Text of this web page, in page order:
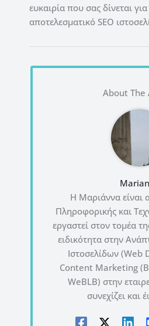
ευκαιρία που σας δίνεται
αποτελεσματικό SEO
About The
Η Μαριάννα είναι
Πληροφορικής και
εργαστεί στον τομέα
ειδικότητα στην
Ιστοσελίδων (Web
Content Marketing
WeBLB) στην
συνεχίζει και